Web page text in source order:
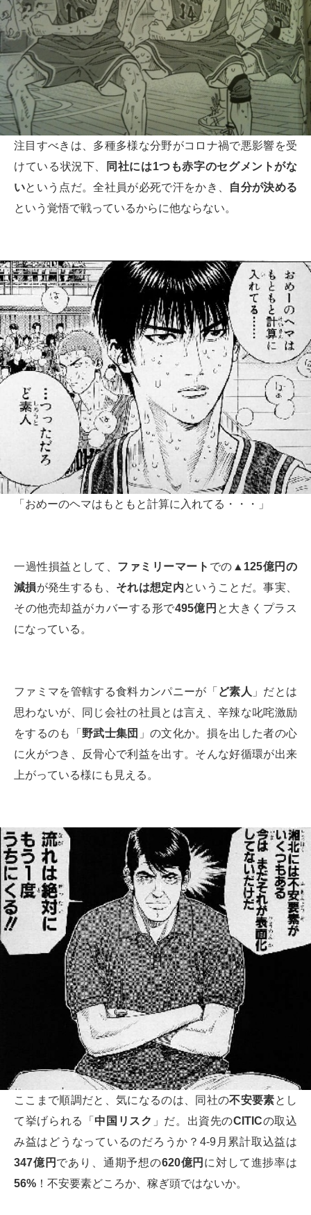
注目すべきは、多種多様な分野がコロナ禍で悪影響を受
けている状況下、
同社には1つも赤字のセグメントがな
いという点だ。全社員が必死で汗をかき、 自分が決める
という覚悟で戦っているからに他ならない。
「おめーのヘマはもともと計算に入れてる・・・」
一過性損益として、 ファミリーマート での ▲125億円の
減損が発生するも、 それは想定内ということだ。事実、
その他売却益がカバーする形で495億円 と大きくプラス
になっている。
ファミマを管轄する食料カンパニーが「 ど素人 」だとは
思わないが、同じ会社の社員とは言え、辛辣な叱咤激励
をするのも「 野武士集団 」の文化か。損を出した者の心
に火がつき、反骨心で利益を出す。そんな好循環が出来
上がっている様にも見える。
ここまで順調だと、気になるのは、同社の不安要素とし
て挙げられる「 中国リスク 」だ。出資先のCITICの取込
み益はどうなっているのだろうか？4-9月累計取込益は
347億円 であり、通期予想の620億円 に対して進捗率は
56% ！不安要素どころか、稼ぎ頭ではないか。